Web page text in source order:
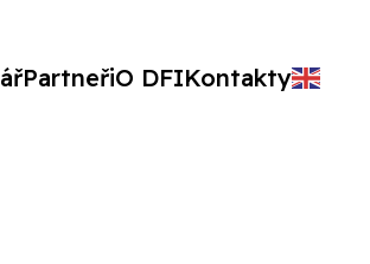
PartneřiO DFIKontakty